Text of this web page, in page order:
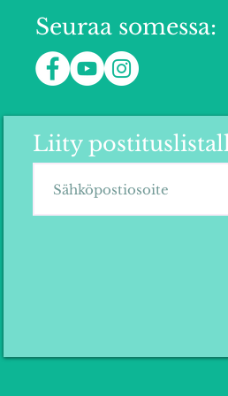
Seuraa somessa:
Liity